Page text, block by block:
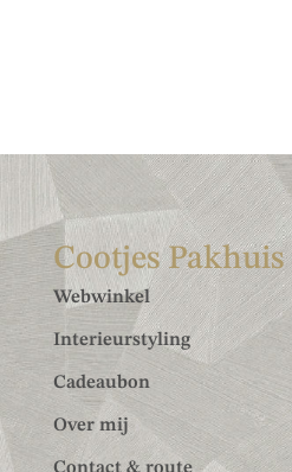
Cootjes Pakhuis
Webwinkel
Interieurstyling
Cadeaubon
Over mij